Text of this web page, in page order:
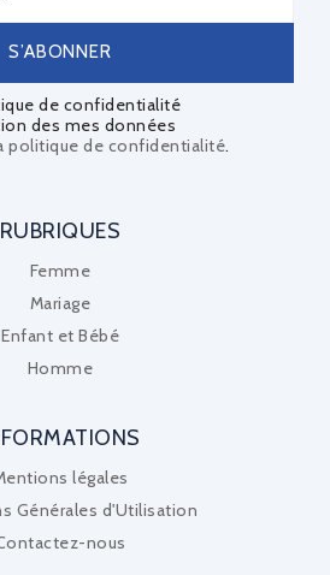
de confidentialité
des mes données
politique de confidentialité.
RUBRIQUES
Femme
Mariage
Enfant et Bébé
Homme
légales
Générales d'Utilisation
nous